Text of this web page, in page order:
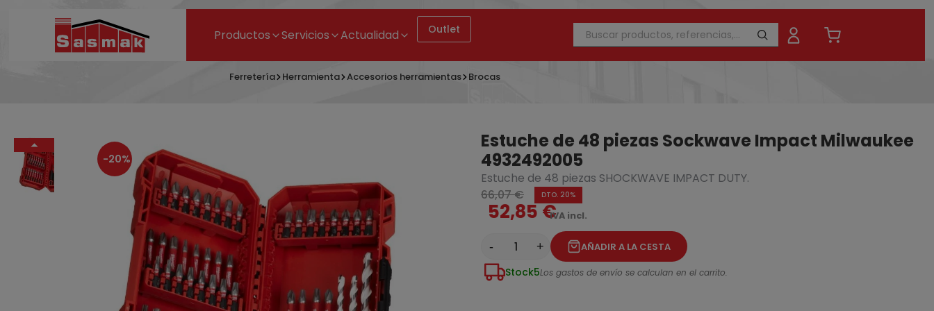
Productos Servicios Actualidad Outlet
Ferretería Herramienta Accesorios herramientas Brocas
-20%
Estuche de 48 piezas Sockwave Impact Milwaukee
4932492005
Estuche de 48 piezas SHOCKWAVE IMPACT DUTY.
66,07 €
DTO. 20%
52,85 €IVA incl.
- + AÑADIR A LA CESTA
Stock5Los gastos de envío se calculan en el carrito.
Estuche de 8 brocas multimaterial Milwaukee 4932493871
- 20% 38,72 €